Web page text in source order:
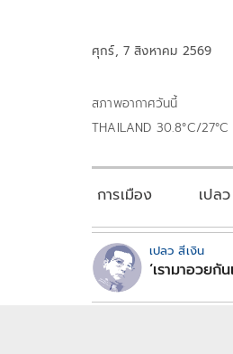
ศุกร์, 7 สิงหาคม 2569
สภาพอากาศวันนี้
THAILAND 30.8°C/27°C
การเมือง เปล
เปลว สีเงิน
‘เรามาอวยกัน